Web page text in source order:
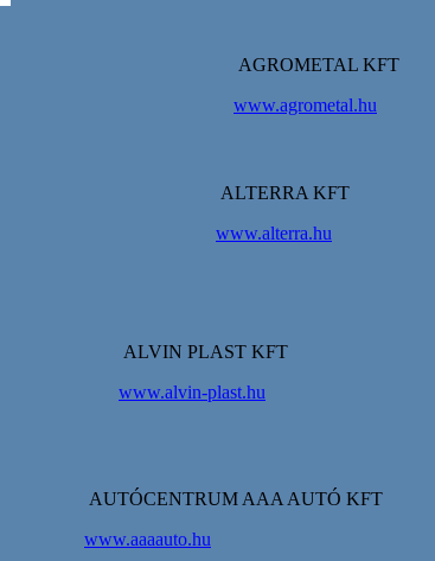
AGROMETAL KFT
www.agrometal.hu
ALTERRA KFT
www.alterra.hu
ALVIN PLAST KFT
www.alvin-plast.hu
AUTÓCENTRUM AAA AUTÓ KFT
www.aaaauto.hu